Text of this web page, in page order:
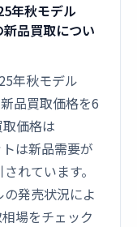
年秋モデル
品買取につい
年秋モデル
品買取価格を6
価格は
は新品需要が
れています。
発売状況によ
場をチェック